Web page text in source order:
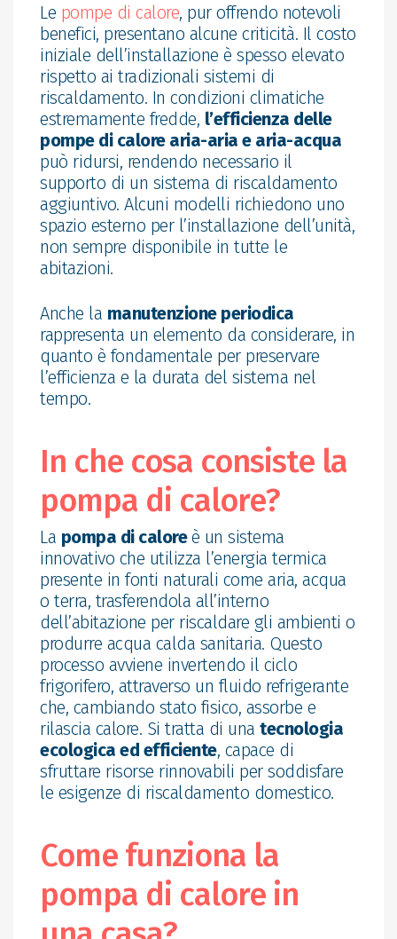
Le pompe di calore, pur offrendo notevoli
benefici, presentano alcune criticità. Il costo
iniziale dell’installazione è spesso elevato
rispetto ai tradizionali sistemi di
riscaldamento. In condizioni climatiche
estremamente fredde, l’efficienza delle
pompe di calore aria-aria e aria-acqua
può ridursi, rendendo necessario il
supporto di un sistema di riscaldamento
aggiuntivo. Alcuni modelli richiedono uno
spazio esterno per l’installazione dell’unità,
non sempre disponibile in tutte le
abitazioni.
Anche la manutenzione periodica
rappresenta un elemento da considerare, in
quanto è fondamentale per preservare
l’efficienza e la durata del sistema nel
tempo.
In che cosa consiste la
pompa di calore?
La pompa di caloreè un sistema
innovativo che utilizza l’energia termica
presente in fonti naturali come aria, acqua
o terra, trasferendola all’interno
dell’abitazione per riscaldare gli ambienti o
produrre acqua calda sanitaria. Questo
processo avviene invertendo il ciclo
frigorifero, attraverso un fluido refrigerante
che, cambiando stato fisico, assorbe e
rilascia calore. Si tratta di una tecnologia
ecologica ed efficiente, capace di
sfruttare risorse rinnovabili per soddisfare
le esigenze di riscaldamento domestico.
Come funziona la
pompa di calore in